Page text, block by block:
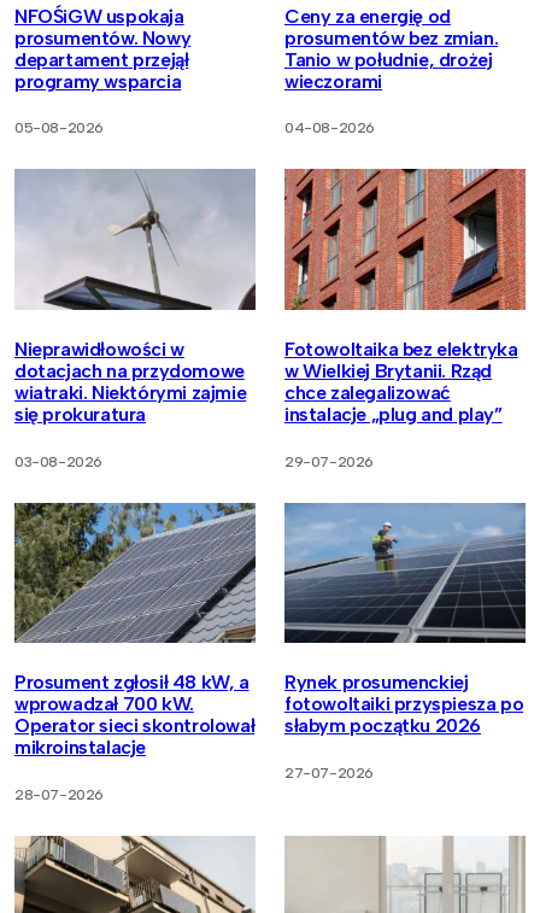
NFOŚiGW uspokaja
prosumentów. Nowy
departament przejął
programy wsparcia
05-08-2026
Ceny za energię od
prosumentów bez zmian.
Tanio w południe, drożej
wieczorami
04-08-2026
Nieprawidłowości w
dotacjach na przydomowe
wiatraki. Niektórymi zajmie
się prokuratura
03-08-2026
Fotowoltaika bez elektryka
w Wielkiej Brytanii. Rząd
chce zalegalizować
instalacje „plug and play”
29-07-2026
Prosument zgłosił 48 kW, a
wprowadzał 700 kW.
Operator sieci skontrolował
mikroinstalacje
28-07-2026
Rynek prosumenckiej
fotowoltaiki przyspiesza po
słabym początku 2026
27-07-2026